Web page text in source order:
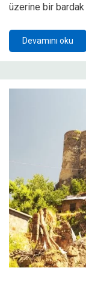
üzerine bir bardak
Devamını oku